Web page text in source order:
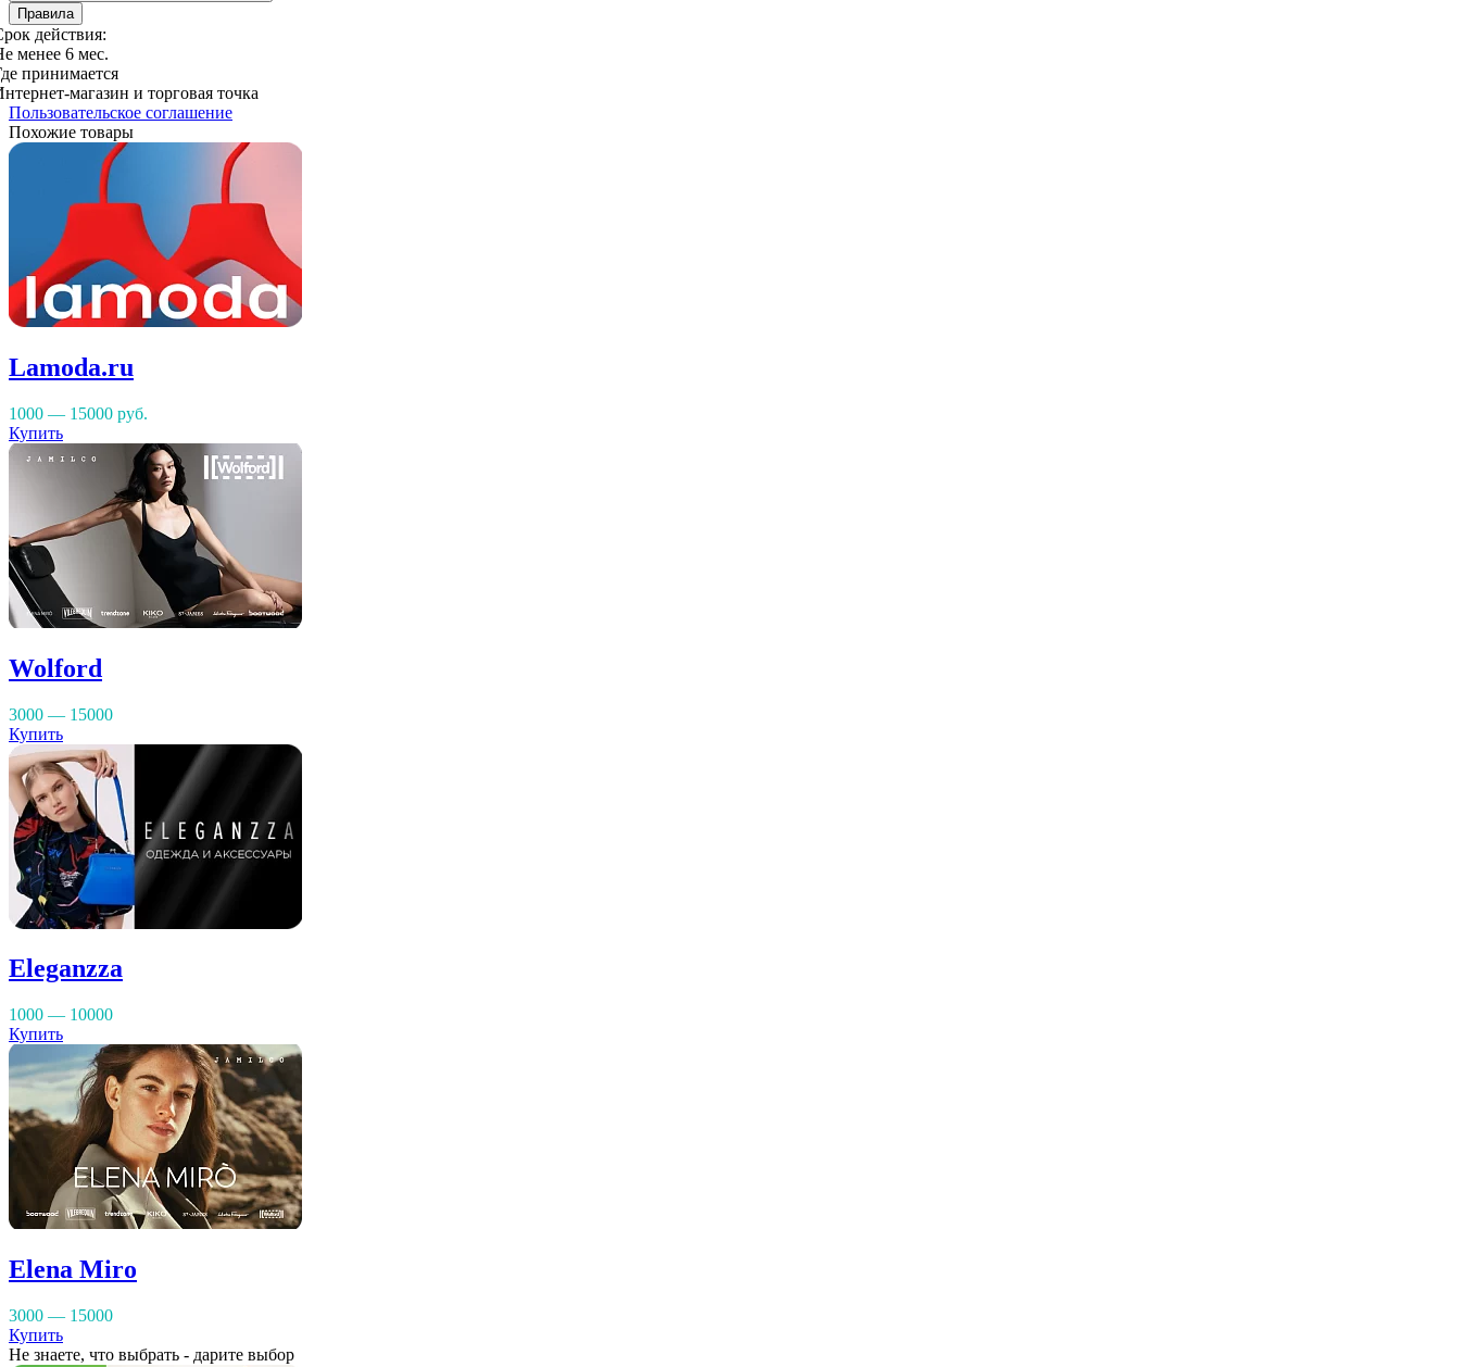
Правила
действия:
менее 6 мес.
принимается
магазин и торговая точка
Пользовательское соглашение
Похожие товары
Lamoda.ru
1000 — 15000 руб.
Купить
Wolford
3000 — 15000
Купить
Eleganzza
1000 — 10000
Купить
Elena Miro
3000 — 15000
Купить
Не знаете, что выбрать - дарите выбор